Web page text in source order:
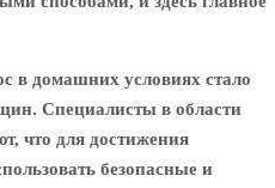
в домашних условиях стало
Специалисты в области
что для достижения
безопасные и